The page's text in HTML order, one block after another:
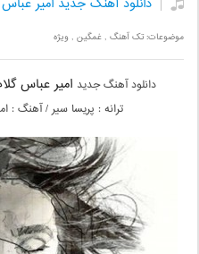
موضوعات:تک آهنگ ,غمگین ,ویژه
دانلود آهنگ جدید امیر عباس
ترانه : پریسا سیر / آهنگ :